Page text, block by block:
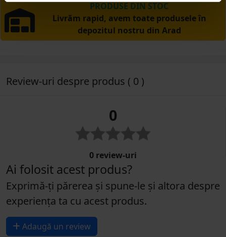
PRODUSE DIN STOC
Livrăm rapid, avem toate produsele în
depozitul nostru din Arad
Review-uri despre produs ( 0 )
0
0 review-uri
Ai folosit acest produs?
Exprimă-ți părerea și spune-le și altora despre
experiența ta cu acest produs.
Adaugă un review